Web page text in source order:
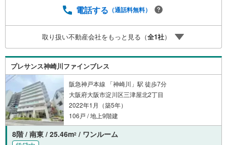
電話する （通話料無料）
取り扱い不動産会社をもっと見る（全1社）
プレサンス神崎川ファインブレス
阪急神戸本線 「神崎川」駅 徒歩7分
大阪府大阪市淀川区三津屋北2丁目
2022年1月（築5年）
106戸 / 地上9階建
8階 / 南東 / 25.46m2 / ワンルーム